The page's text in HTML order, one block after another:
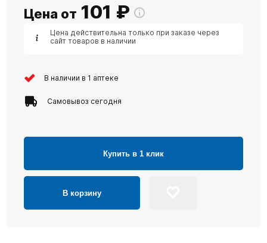
Цена от 101 ₽
Цена действительна только при заказе через
сайт товаров в наличии
В наличии в 1 аптеке
Самовывоз сегодня
Купить в 1 клик
В корзину